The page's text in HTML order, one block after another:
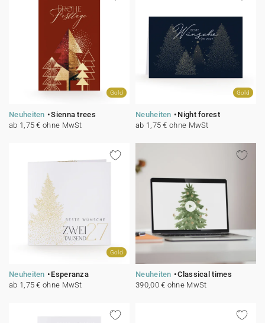
Gold
Neuheiten
Sienna trees
ab 1,75 € ohne MwSt
Gold
Neuheiten
Night forest
ab 1,75 € ohne MwSt
Gold
Neuheiten
Esperanza
ab 1,75 € ohne MwSt
Neuheiten
Classical times
390,00 € ohne MwSt